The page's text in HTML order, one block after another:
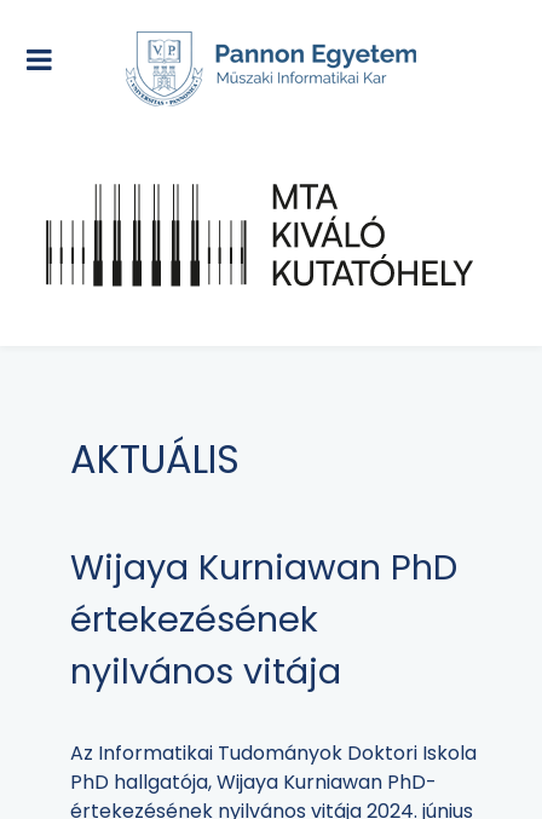
AKTUÁLIS
Wijaya Kurniawan PhD
értekezésének
nyilvános vitája
Az Informatikai Tudományok Doktori Iskola
PhD hallgatója, Wijaya Kurniawan PhD-
értekezésének nyilvános vitája 2024. június